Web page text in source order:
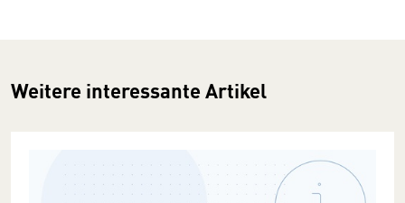
Weitere interessante Artikel